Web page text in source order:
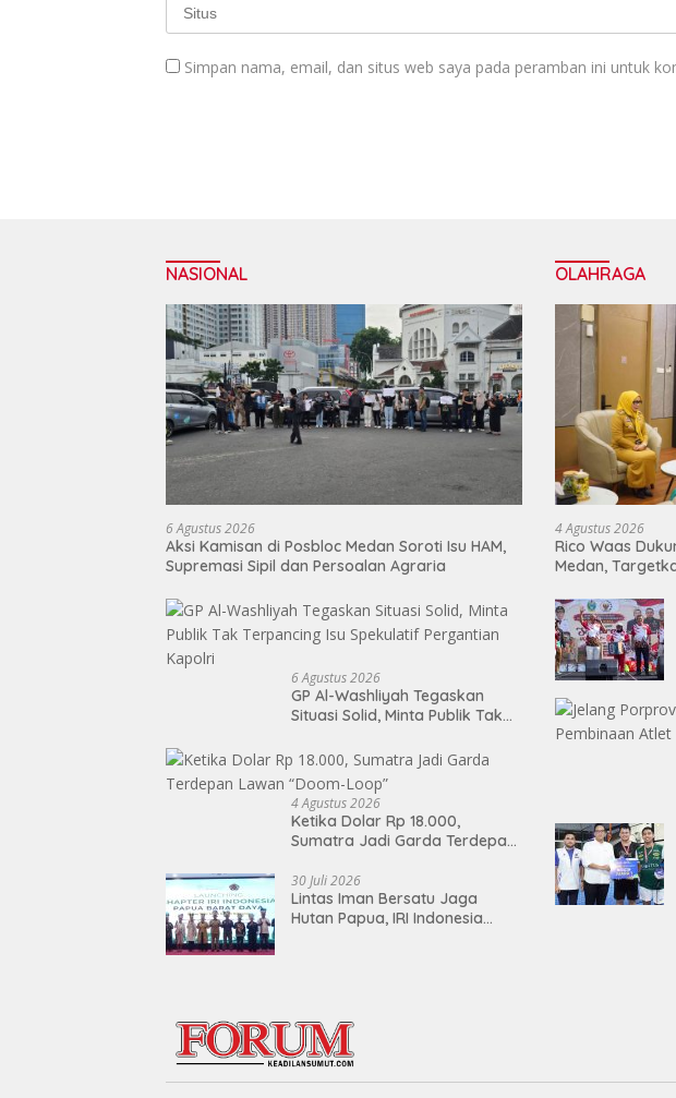
Simpan nama, email, dan situs web saya pada peramban ini untuk
NASIONAL
6 Agustus 2026
Aksi Kamisan di Posbloc Medan Soroti Isu HAM,
Supremasi Sipil dan Persoalan Agraria
6 Agustus 2026
GP Al-Washliyah Tegaskan
Situasi Solid, Minta Publik Tak
Pergantian Kapolri
4 Agustus 2026
Ketika Dolar Rp 18.000,
Sumatra Jadi Garda Terdepan
30 Juli 2026
Lintas Iman Bersatu Jaga
Hutan Papua, IRI Indonesia
OLAHRAGA
4 Agustus 2026
Rico Waas
Medan,